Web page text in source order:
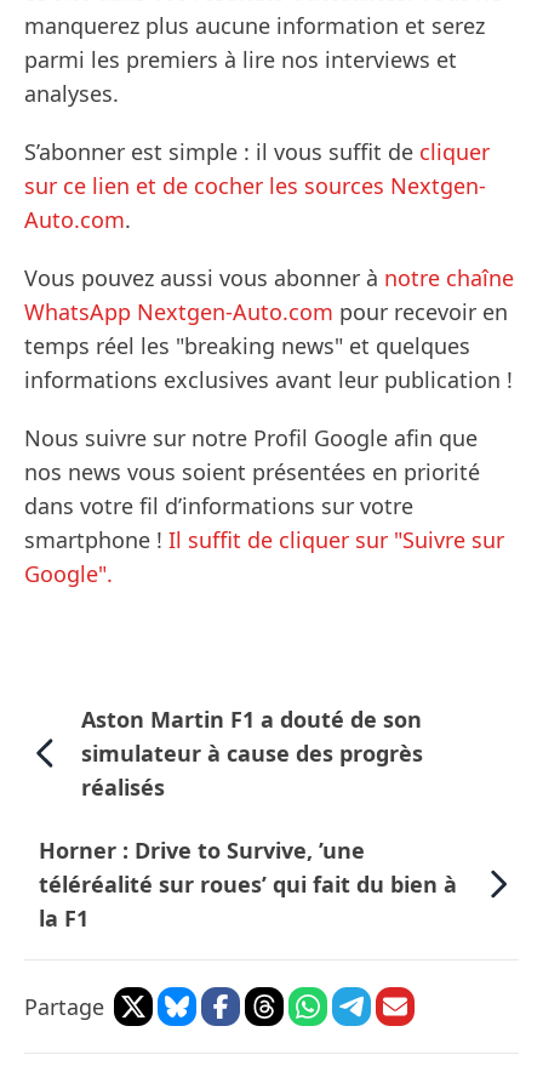
manquerez plus aucune information et serez
parmi les premiers à lire nos interviews et
analyses.
S’abonner est simple : il vous suffit de cliquer
sur ce lien et de cocher les sources Nextgen-
Auto.com.
Vous pouvez aussi vous abonner à notre chaîne
WhatsApp Nextgen-Auto.com pour recevoir en
temps réel les "breaking news" et quelques
informations exclusives avant leur publication !
Nous suivre sur notre Profil Google afin que
nos news vous soient présentées en priorité
dans votre fil d’informations sur votre
smartphone ! Il suffit de cliquer sur "Suivre sur
Google".
Aston Martin F1 a douté de son
simulateur à cause des progrès
réalisés
Horner : Drive to Survive, ’une
téléréalité sur roues’ qui fait du bien à
la F1
Partage